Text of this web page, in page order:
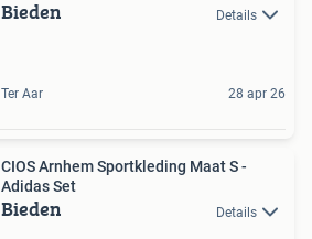
Bieden Details
Ter Aar 28 apr 26
CIOS Arnhem Sportkleding Maat S -
Adidas Set
Bieden Details